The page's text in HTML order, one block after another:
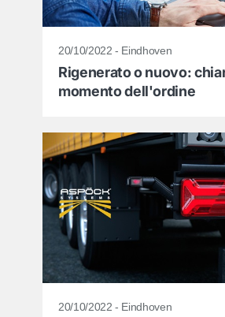
20/10/2022 - Eindhoven
Rigenerato o nuovo:
momento dell'ordine
20/10/2022 - Eindhoven